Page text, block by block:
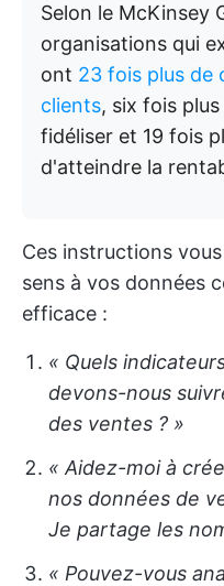
Selon le McKinsey
organisations qui
ont 23 fois plus de
clients, six fois
fidéliser et 19 fois
d'atteindre la
Ces instructions
sens à vos données
efficace :
« Quels
devons-nous
des ventes ? »
« Aidez-moi à
nos données de
Je partage les
« Pouvez-vous